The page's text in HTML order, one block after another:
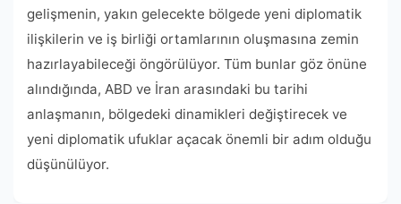
gelişmenin, yakın gelecekte bölgede yeni diplomatik
ilişkilerin ve iş birliği ortamlarının oluşmasına zemin
hazırlayabileceği öngörülüyor. Tüm bunlar göz önüne
alındığında, ABD ve İran arasındaki bu tarihi
anlaşmanın, bölgedeki dinamikleri değiştirecek ve
yeni diplomatik ufuklar açacak önemli bir adım olduğu
düşünülüyor.